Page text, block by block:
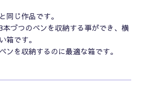
同じ作品です。
本づつのペンを収納する事ができ、横
箱です。
ンを収納するのに最適な箱です。